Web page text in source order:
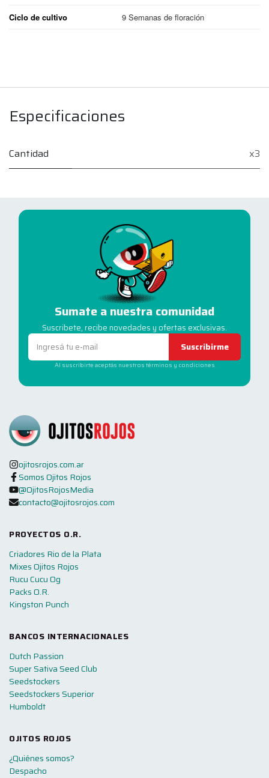
Ciclo de cultivo 9 Semanas de floración
Especificaciones
Cantidad x3
Sumate a nuestra comunidad
Suscribete, recibe novedades y ofertas exclusivas.
Suscribirme
Al suscribirte aceptás nuestros términos y condiciones
ojitosrojos.com.ar
Somos Ojitos Rojos
@OjitosRojosMedia
contacto@ojitosrojos.com
PROYECTOS O.R.
Criadores Rio de la Plata
Mixes Ojitos Rojos
Rucu Cucu Og
Packs O.R.
Kingston Punch
BANCOS INTERNACIONALES
Dutch Passion
Super Sativa Seed Club
Seedstockers
Seedstockers Superior
Humboldt
OJITOS ROJOS
¿Quiénes somos?
Despacho